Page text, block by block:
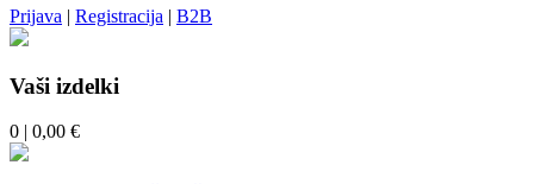
Prijava | Registracija | B2B
Vaši izdelki
0 | 0,00 €